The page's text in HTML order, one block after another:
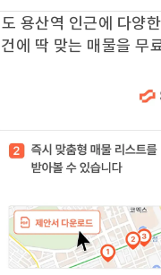
용산역 인근에 다양
에 딱 맞는 매물을 무